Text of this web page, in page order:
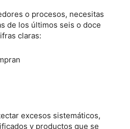
o procesos, necesitas
de los últimos seis o doce
claras:
excesos sistemáticos,
y productos que se